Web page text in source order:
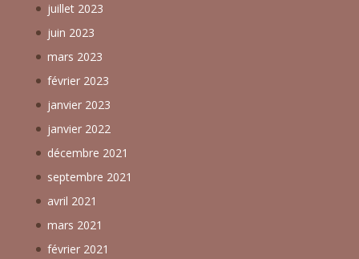
juillet 2023
juin 2023
mars 2023
février 2023
janvier 2023
janvier 2022
décembre 2021
septembre 2021
avril 2021
mars 2021
février 2021